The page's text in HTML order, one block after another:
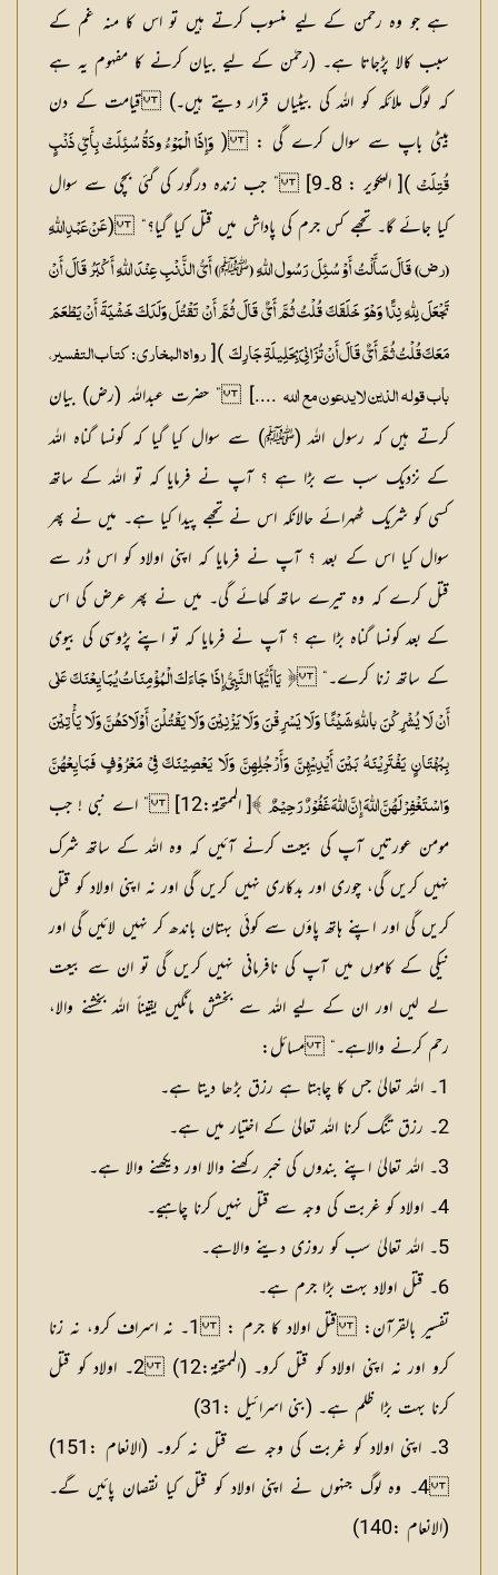
ہے جو وہ رحمن کے لیے منسوب کرتے ہیں تو اس کا منہ غم کے
سبب کالا پڑجاتا ہے۔ (رحمٰن کے لیے بیان کرنے کا مفہوم یہ ہے
کہ لوگ ملائکہ کو اللہ کی بیٹیاں قرار دیتے ہیں۔)قیامت کے دن
بیٹی باپ سے سوال کرے گی : ( وَإِذَا الْمَوْءُ ودَۃُ سُئِلَتْ بِأَیِّ ذَنْبٍ
قُتِلَتْ
)[ التکویر : 8۔9] ” جب زندہ درگور کی گئی بچی سے سوال
کیا جائے گا۔ تجھے کس جرم کی پاداش میں قتل کیا گیا؟“ (عَنْ عَبْدِ اللّٰہِ
(رض) قَالَ سَأَلْتُ أَوْ سُئِلَ رَسُول اللّٰہِ (ﷺ) أَیُّ الذَّنْبِ عِنْدَ اللّٰہِ أَکْبَرُ قَالَ أَنْ
تَجْعَلَ لِلّٰہِ نِدًّا وَہْوَ خَلَقَکَ قُلْتُ ثُمَّ أَیٌّ قَالَ ثُمَّ أَنْ تَقْتُلَ وَلَدَکَ خَشْیَۃَ أَنْ یَطْعَمَ
مَعَکَ قُلْتُ ثُمَّ أَیٌّ قَالَ أَنْ تُزَانِیَ بِحَلِیلَۃِ جَارِکَ )[رواہ البخاری : کتاب التفسیر،
باب قولہ الذین لایدعون مع اللہ....] ” حضرت عبداللہ (رض) بیان
کرتے ہیں کہ رسول اللہ (ﷺ) سے سوال کیا گیا کہ کونسا گناہ اللہ
کے نزدیک سب سے بڑا ہے ؟ آپ نے فرمایا کہ تو اللہ کے ساتھ
کسی کو شریک ٹھہرائے حالانکہ اس نے تجھے پیدا کیا ہے۔ میں نے پھر
سوال کیا اس کے بعد ؟ آپ نے فرمایا کہ اپنی اولاد کو اس ڈر سے
قتل کرے کہ وہ تیرے ساتھ کھائے گی۔ میں نے پھر عرض کی اس
کے بعد کونسا گناہ بڑا ہے ؟ آپ نے فرمایا کہ تو اپنے پڑوسی کی بیوی
کے ساتھ زنا کرے۔“﴿ یَا أَیُّہَا النَّبِیُّ إِذَا جَاءَ کَ الْمُؤْمِنَاتُ یُبَایِعْنَکَ عَلٰی
أَنْ لَا یُشْرِکْنَ باللّٰہِ شَیْئًا وَلَا یَسْرِقْنَ وَلَا یَزْنِیْنَ وَلَا یَقْتُلْنَ أَوْلَادَہُنَّ وَلَا یَأْتِیْنَ
بِبُہْتَانٍ یَفْتَرِیْنَہُ بَیْنَ أَیْدِیْہِنَّ وَأَرْجُلِہِنَّ وَلَا یَعْصِیْنَکَ فِیْ مَعْرُوْفٍ فَبَایِعْہُنَّ
وَاسْتَغْفِرْ لَہُنَّ اللّٰہَ إِنَّ اللّٰہَ غَفُوْرٌ رَحِیْمٌ ﴾
[ الممتحنۃ:12] ” اے نبی ! جب
مومن عورتیں آپ کی بیعت کرنے آئیں کہ وہ اللہ کے ساتھ شرک
نہیں کریں گی، چوری اور بدکاری نہیں کریں گی اور نہ اپنی اولاد کو قتل
کریں گی اور اپنے ہاتھ پاؤں سے کوئی بہتان باندھ کر نہیں لائیں گی اور
نیکی کے کاموں میں آپ کی نافرمانی نہیں کریں گی تو ان سے بیعت
لے لیں اور ان کے لیے اللہ سے بخشش مانگیں یقیناً اللہ بخشنے والا،
رحم کرنے والاہے۔“مسائل:
1۔ اللہ تعالیٰ جس کا چاہتا ہے رزق بڑھا دیتا ہے۔
2۔ رزق تنگ کرنا اللہ تعالیٰ کے اختیار میں ہے۔
3۔ اللہ تعالیٰ اپنے بندوں کی خبر رکھنے والا اور دیکھنے والا ہے۔
4۔ اولاد کو غربت کی وجہ سے قتل نہیں کرنا چاہیے۔
5۔ اللہ تعالیٰ سب کو روزی دینے والاہے۔
6۔ قتل اولاد بہت بڑا جرم ہے۔
تفسیر بالقرآن: قتل اولاد کا جرم :
1۔ نہ اسراف کرو، نہ زنا
کرو اور نہ اپنی اولاد کو قتل کرو۔ (الممتحنۃ:12) 2۔ اولاد کو قتل
کرنا بہت بڑا ظلم ہے۔ (بنی اسرائیل :31)
3۔ اپنی اولاد کو غربت کی وجہ سے قتل نہ کرو۔ (الانعام :151)
4۔ وہ لوگ جنہوں نے اپنی اولاد کو قتل کیا نقصان پائیں گے۔
(الانعام :140)